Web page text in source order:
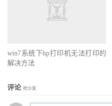
win7系统下hp打印机无法打印的
解决方法
评论 抢沙发